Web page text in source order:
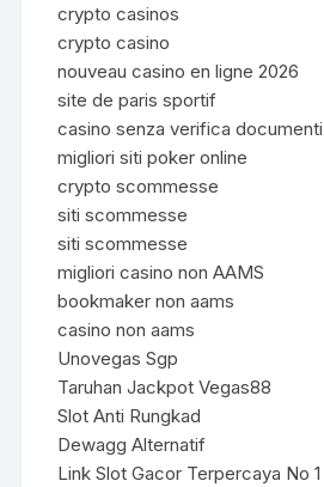
crypto casinos
crypto casino
nouveau casino en ligne 2026
site de paris sportif
casino senza verifica documenti
migliori siti poker online
crypto scommesse
siti scommesse
siti scommesse
migliori casino non AAMS
bookmaker non aams
casino non aams
Unovegas Sgp
Taruhan Jackpot Vegas88
Slot Anti Rungkad
Dewagg Alternatif
Link Slot Gacor Terpercaya No 1